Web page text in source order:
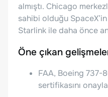
almıştı. Chicago
sahibi olduğu
Starlink ile daha önce
Öne çıkan
FAA, Boeing 737-
sertifikasını